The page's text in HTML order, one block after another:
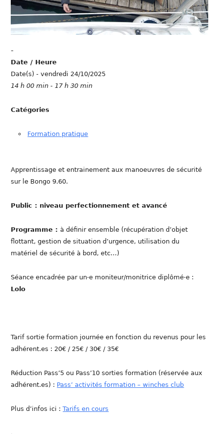
-
Date / Heure
Date(s) - vendredi 24/10/2025
14 h 00 min - 17 h 30 min
Catégories
Formation pratique
Apprentissage et entrainement aux manoeuvres de sécurité
sur le Bongo 9.60.
Public : niveau perfectionnement et avancé
Programme :à définir ensemble (récupération d’objet
flottant, gestion de situation d’urgence, utilisation du
matériel de sécurité à bord, etc…)
Séance encadrée par un·e moniteur/monitrice diplômé·e :
Lolo
Tarif sortie formation journée en fonction du revenus pour les
adhérent.es : 20€ / 25€ / 30€ / 35€
Réduction Pass’5 ou Pass’10 sorties formation (réservée aux
adhérent.es) : Pass’ activités formation – winches club
Plus d’infos ici :Tarifs en cours